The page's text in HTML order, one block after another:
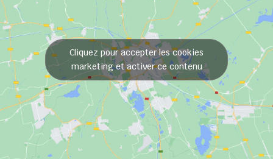
Cliquez pour accepter les cookies
marketing et activer ce contenu